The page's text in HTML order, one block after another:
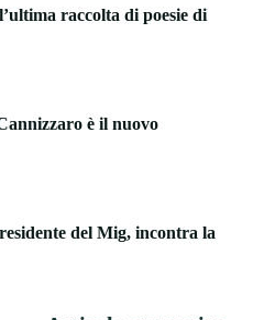
raccolta di poesie di
è il nuovo
del Mig, incontra la